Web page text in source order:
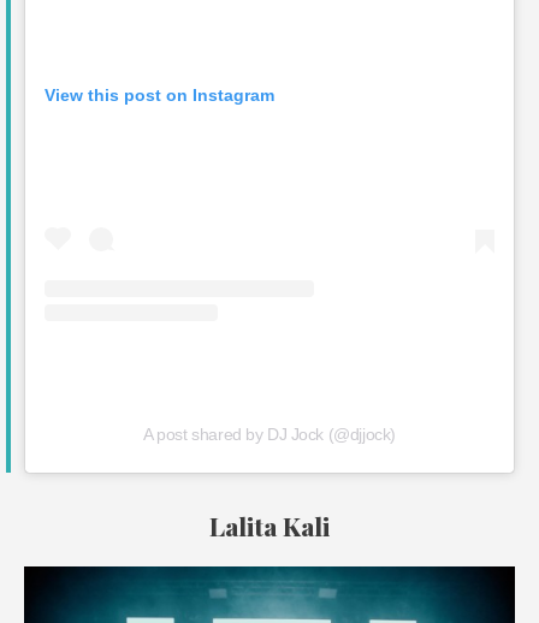
View this post on Instagram
A post shared by DJ Jock (@djjock)
Lalita Kali